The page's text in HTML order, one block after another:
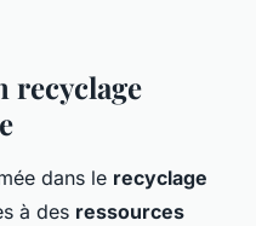
recyclage
dans le recyclage
à des ressources